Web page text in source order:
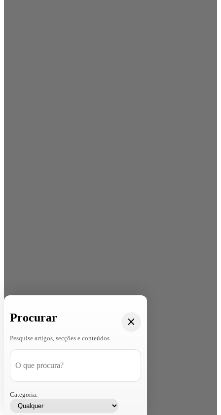
Procurar
Pesquise artigos, secções e conteúdos
Categoria: